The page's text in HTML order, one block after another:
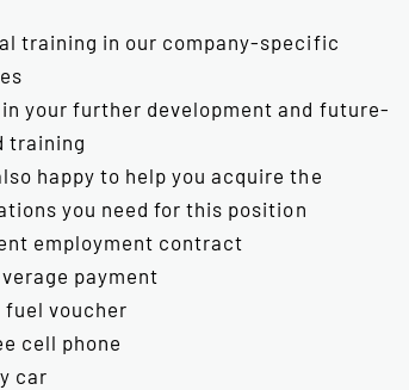
training in our company-specific
your further development and future-
training
happy to help you acquire the
you need for this position
employment contract
payment
fuel voucher
cell phone
car